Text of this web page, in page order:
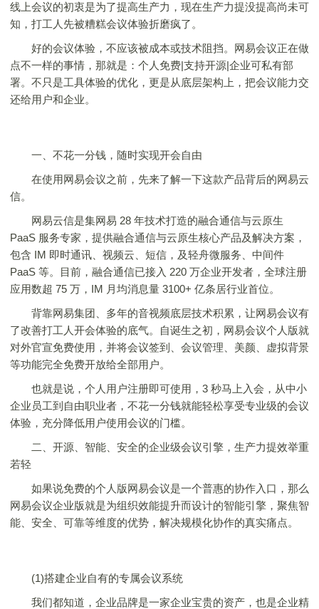
线上会议的初衷是为了提高生产力，现在生产力提没提高尚未可
知，打工人先被糟糕会议体验折磨疯了。
好的会议体验，不应该被成本或技术阻挡。网易会议正在做
点不一样的事情，那就是：个人免费|支持开源|企业可私有部
署。不只是工具体验的优化，更是从底层架构上，把会议能力交
还给用户和企业。
一、不花一分钱，随时实现开会自由
在使用网易会议之前，先来了解一下这款产品背后的网易云
信。
网易云信是集网易 28 年技术打造的融合通信与云原生
PaaS 服务专家，提供融合通信与云原生核心产品及解决方案，
包含 IM 即时通讯、视频云、短信，及轻舟微服务、中间件
PaaS 等。目前，融合通信已接入 220 万企业开发者，全球注册
应用数超 75 万，IM 月均消息量 3100+ 亿条居行业首位。
背靠网易集团、多年的音视频底层技术积累，让网易会议有
了改善打工人开会体验的底气。自诞生之初，网易会议个人版就
对外官宣免费使用，并将会议签到、会议管理、美颜、虚拟背景
等功能完全免费开放给全部用户。
也就是说，个人用户注册即可使用，3 秒马上入会，从中小
企业员工到自由职业者，不花一分钱就能轻松享受专业级的会议
体验，充分降低用户使用会议的门槛。
二、开源、智能、安全的企业级会议引擎，生产力提效举重
若轻
如果说免费的个人版网易会议是一个普惠的协作入口，那么
网易会议企业版就是为组织效能提升而设计的智能引擎，聚焦智
能、安全、可靠等维度的优势，解决规模化协作的真实痛点。
(1)搭建企业自有的专属会议系统
我们都知道，企业品牌是一家企业宝贵的资产，也是企业精